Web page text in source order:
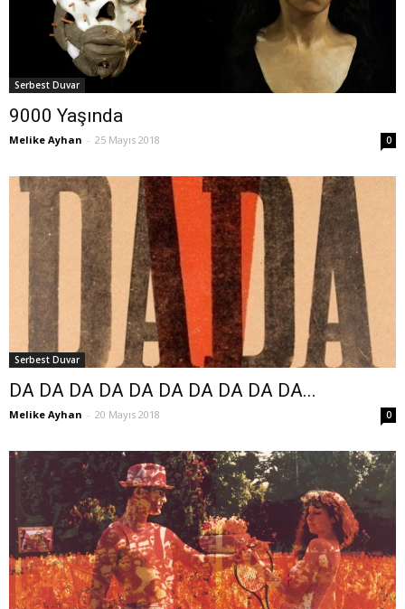
Serbest Duvar
9000 Yaşında
Melike Ayhan - 25 Mayıs 2018 0
Serbest Duvar
DA DA DA DA DA DA DA DA DA DA...
Melike Ayhan - 20 Mayıs 2018 0